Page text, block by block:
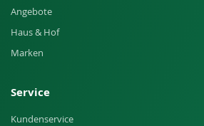
Angebote
Haus & Hof
Marken
Service
Kundenservice